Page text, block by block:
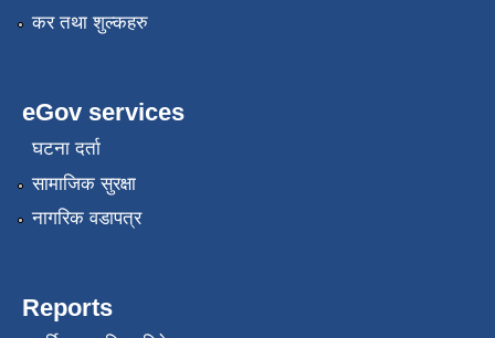
कर तथा शुल्कहरु
eGov services
घटना दर्ता
सामाजिक सुरक्षा
नागरिक वडापत्र
Reports